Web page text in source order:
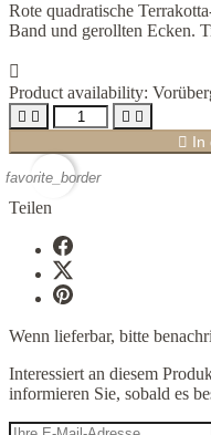
Rote quadratische
Band und gerollten Ecken.

Product availability:
   
 In
favorite_border
Teilen
Wenn lieferbar, bitte
Interessiert an diesem
informieren Sie, sobald es